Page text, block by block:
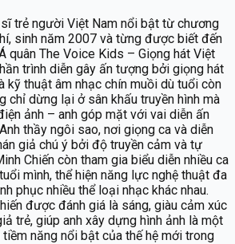
trẻ người Việt Nam nổi bật từ chương
sinh năm 2007 và từng được biết đến
quân The Voice Kids – Giọng hát Việt
trình diễn gây ấn tượng bởi giọng hát
kỹ thuật âm nhạc chín muồi dù tuổi còn
chỉ dừng lại ở sân khấu truyền hình mà
ảnh – anh góp mặt với vai diễn ấn
thầy ngôi sao, nơi giọng ca và diễn
giả chú ý bởi độ truyền cảm và tự
Chiến còn tham gia biểu diễn nhiều ca
mình, thể hiện năng lực nghệ thuật đa
phục nhiều thể loại nhạc khác nhau.
được đánh giá là sáng, giàu cảm xúc
trẻ, giúp anh xây dựng hình ảnh là một
năng nổi bật của thế hệ mới trong